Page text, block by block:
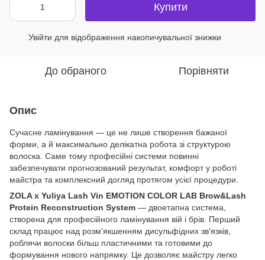
Купити
Увійти для відображення накопичувальної знижки
До обраного Порівняти
Опис
Сучасне ламінування — це не лише створення бажаної
форми, а й максимально делікатна робота зі структурою
волоска. Саме тому професійні системи повинні
забезпечувати прогнозований результат, комфорт у роботі
майстра та комплексний догляд протягом усієї процедури.
ZOLA x Yuliya Lash Vin EMOTION COLOR LAB Brow&Lash
Protein Reconstruction System — двоетапна система,
створена для професійного ламінування вій і брів. Перший
склад працює над розм'якшенням дисульфідних зв'язків,
роблячи волоски більш пластичними та готовими до
формування нового напрямку. Це дозволяє майстру легко